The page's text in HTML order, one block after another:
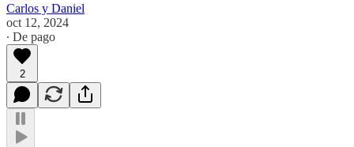
Carlos y Daniel
oct 12, 2024
∙ De pago
2